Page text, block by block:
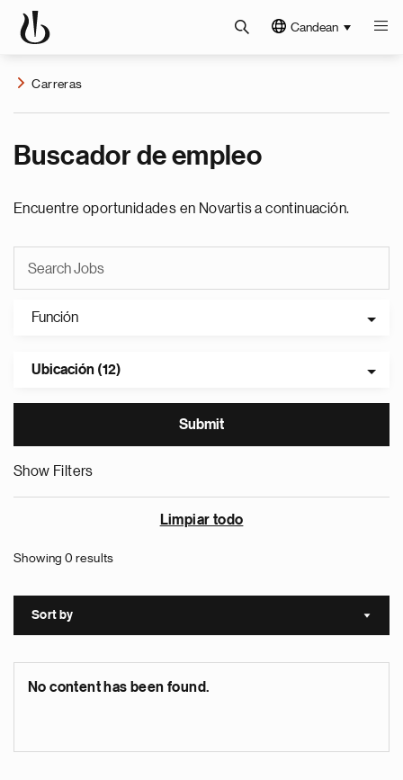
Candean
Carreras
Buscador de empleo
Encuentre oportunidades en Novartis a continuación.
Función
Ubicación (12)
Show Filters
Limpiar todo
Showing 0 results
Sort by Sort
No content has been found.